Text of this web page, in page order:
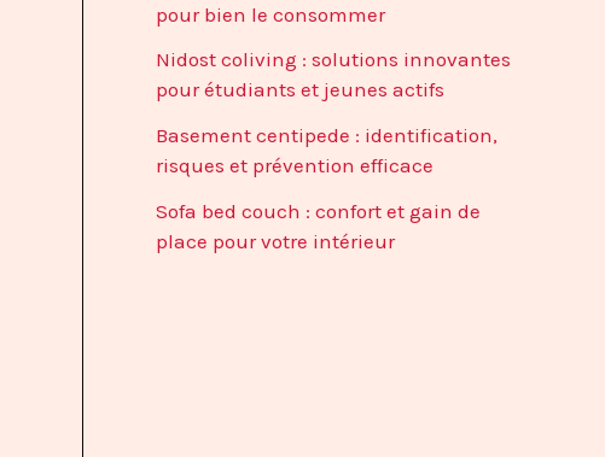
pour bien le consommer
Nidost coliving : solutions innovantes
pour étudiants et jeunes actifs
Basement centipede : identification,
risques et prévention efficace
Sofa bed couch : confort et gain de
place pour votre intérieur